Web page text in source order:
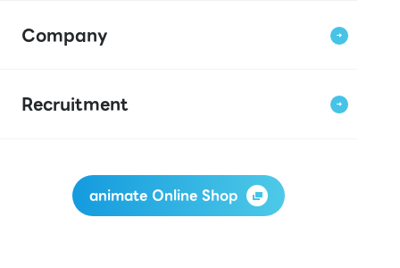
Company
Recruitment
animate Online Shop